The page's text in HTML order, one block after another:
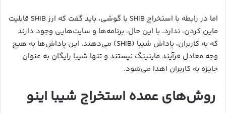
اما در رابطه با استخراج SHIB با گوشی، باید گفت که ارز SHIB قابلیت
ماین کردن، ندارد. با این حال، برنامه‌ها و سایت‌هایی وجود دارند
که به کاربران، پاداش شیبا (SHIB) می‌دهند. این پاداش‌ها به هیچ
وجه معادل فرآیند ماینینگ نیستند و تنها شیبا رایگان به عنوان
جایزه به کاربران اهدا می‌شود.
روش‌های عمده استخراج شیبا اینو